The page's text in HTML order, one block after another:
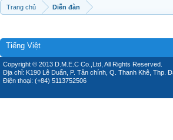
Trang chủ Diễn đàn
Tiếng Việt
Copyright © 2013 D.M.E.C Co.,Ltd, All Rights Reserved.
Địa chỉ: K190 Lê Duẩn, P. Tân chính, Q. Thanh Khê, Thp.
Điện thoại: (+84) 5113752506